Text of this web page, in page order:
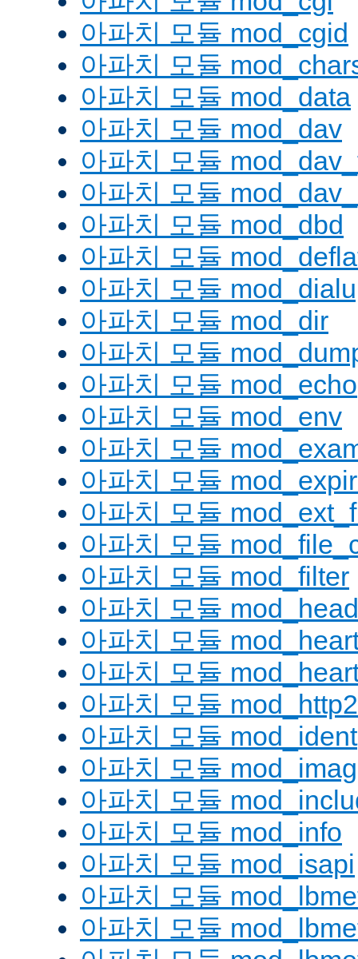
아파치 모듈 mod_cgid
아파치 모듈
아파치 모듈 mod_data
아파치 모듈 mod_dav
아파치 모듈
아파치 모듈
아파치 모듈 mod_dbd
아파치 모듈
아파치 모듈
아파치 모듈 mod_dir
아파치 모듈
아파치 모듈 mod_echo
아파치 모듈 mod_env
아파치 모듈
아파치 모듈
아파치 모듈
아파치 모듈
아파치 모듈 mod_filter
아파치 모듈
아파치 모듈
아파치 모듈
아파치 모듈 mod_http2
아파치 모듈 mod_ident
아파치 모듈
아파치 모듈
아파치 모듈 mod_info
아파치 모듈 mod_isapi
아파치 모듈
아파치 모듈